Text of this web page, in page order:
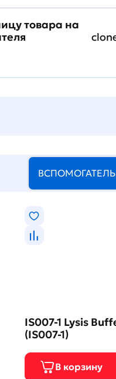
товара на
IS007-1 Lysis
(IS007-1)